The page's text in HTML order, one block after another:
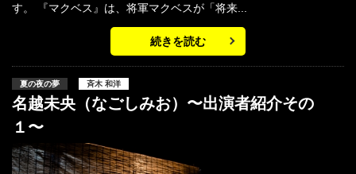
す。 『マクベス』は、将軍マクベスが「将来...
続きを読む
夏の夜の夢 斉木 和洋
名越未央（なごしみお）〜出演者紹介その
１〜